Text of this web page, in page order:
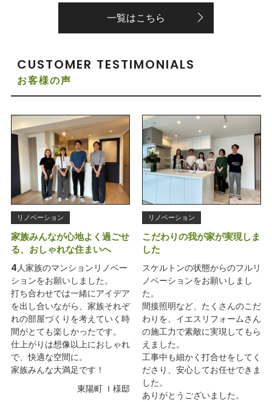
一覧はこちら
CUSTOMER TESTIMONIALS
お客様の声
リノベーション
家族みんなが心地よく過ごせ
る、おしゃれな住まいへ
4人家族のマンションリノベー
ションをお願いしました。
打ち合わせでは一緒にアイデア
を出し合いながら、家族それぞ
れの部屋づくりを考えていく時
間がとても楽しかったです。
仕上がりは想像以上におしゃれ
で、快適な空間に。
家族みんな大満足です！
東陽町 Ｉ様邸
リノベーション
こだわりの我が家が実現しま
した
スケルトンの状態からのフルリ
ノベーションをお願いしまし
た。
間接照明など、たくさんのこだ
わりを、イエスリフォームさん
の施工力で素敵に実現してもら
えました。
工事中も細かく打合せをしてく
ださり、安心してお任せできま
した。
ありがとうございました。